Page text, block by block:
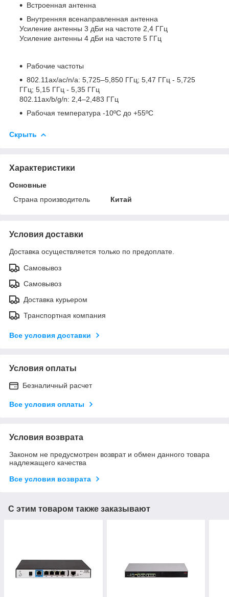
Встроенная антенна
Внутренняя всенаправленная антенна
Усиление антенны 3 дБи на частоте 2,4 ГГц
Усиление антенны 4 дБи на частоте 5 ГГц
Рабочие частоты
802.11ax/ac/n/a: 5,725–5,850 ГГц; 5,47 ГГц - 5,725
ГГц; 5,15 ГГц - 5,35 ГГц
802.11ax/b/g/n: 2,4–2,483 ГГц
Рабочая температура -10ºC до +55ºC
Скрыть
Характеристики
Основные
Страна производитель
Китай
Условия доставки
Доставка осуществляется только по предоплате.
Самовывоз
Самовывоз
Доставка курьером
Транспортная компания
Все условия доставки
Условия оплаты
Безналичный расчет
Все условия оплаты
Условия возврата
Законом не предусмотрен возврат и обмен данного товара
надлежащего качества
Все условия возврата
С этим товаром также заказывают